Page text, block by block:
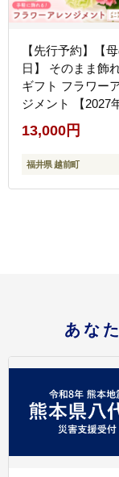
【先行予約】【
日】 そのまま飾
ギフト フラワー
ジメント 【2027
発送】生花 感謝
る メッセージ カ
付・付属にて越前
華 おしゃれ プレ
13,000円
福井県 越前町
あな